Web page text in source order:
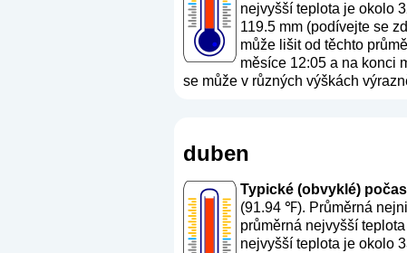
nejvyšší teplota je okolo
119.5 mm (podívejte se
může lišit od těchto
měsíce 12:05 a na konci
se může v různých výškách
duben
Typické (obvyklé)
(91.94 ℉). Průměrná
průměrná nejvyšší
nejvyšší teplota je okolo